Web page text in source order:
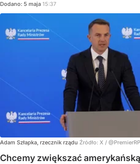
Dodano: 5 maja 15:37
Adam Szłapka, rzecznik rządu Źródło: X / @PremierRP
Chcemy zwiększać